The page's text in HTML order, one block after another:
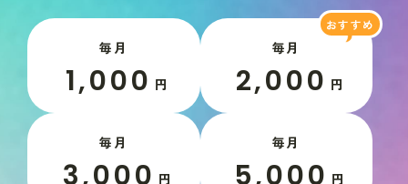
毎月
1,000 円
毎月
2,000 円
毎月
3,000 円
毎月
5,000 円